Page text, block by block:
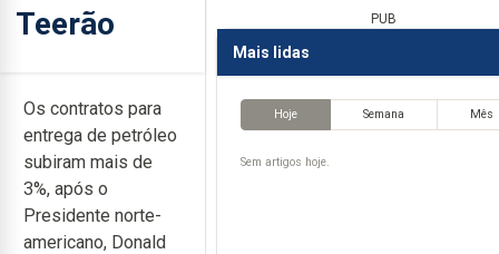
Teerão
Os contratos para
entrega de petróleo
subiram mais de
3%, após o
Presidente norte-
americano, Donald
PUB
Mais lidas
Hoje Semana Mês
Sem artigos hoje.